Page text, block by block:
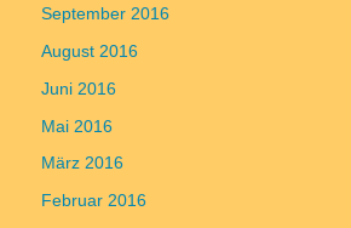
September 2016
August 2016
Juni 2016
Mai 2016
März 2016
Februar 2016